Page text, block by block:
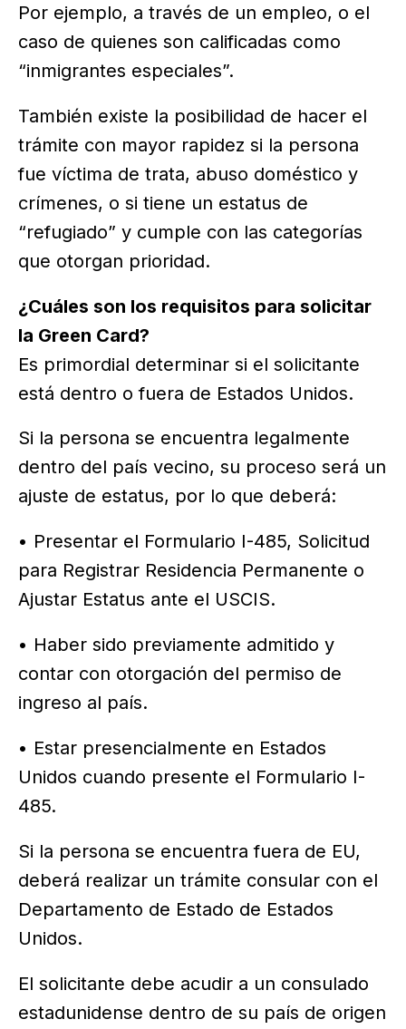
Por ejemplo, a través de un empleo, o el
caso de quienes son calificadas como
“inmigrantes especiales”.
También existe la posibilidad de hacer el
trámite con mayor rapidez si la persona
fue víctima de trata, abuso doméstico y
crímenes, o si tiene un estatus de
“refugiado” y cumple con las categorías
que otorgan prioridad.
¿Cuáles son los requisitos para solicitar
la Green Card?
Es primordial determinar si el solicitante
está dentro o fuera de Estados Unidos.
Si la persona se encuentra legalmente
dentro del país vecino, su proceso será un
ajuste de estatus, por lo que deberá:
• Presentar el Formulario I-485, Solicitud
para Registrar Residencia Permanente o
Ajustar Estatus ante el USCIS.
• Haber sido previamente admitido y
contar con otorgación del permiso de
ingreso al país.
• Estar presencialmente en Estados
Unidos cuando presente el Formulario I-
485.
Si la persona se encuentra fuera de EU,
deberá realizar un trámite consular con el
Departamento de Estado de Estados
Unidos.
El solicitante debe acudir a un consulado
estadunidense dentro de su país de origen